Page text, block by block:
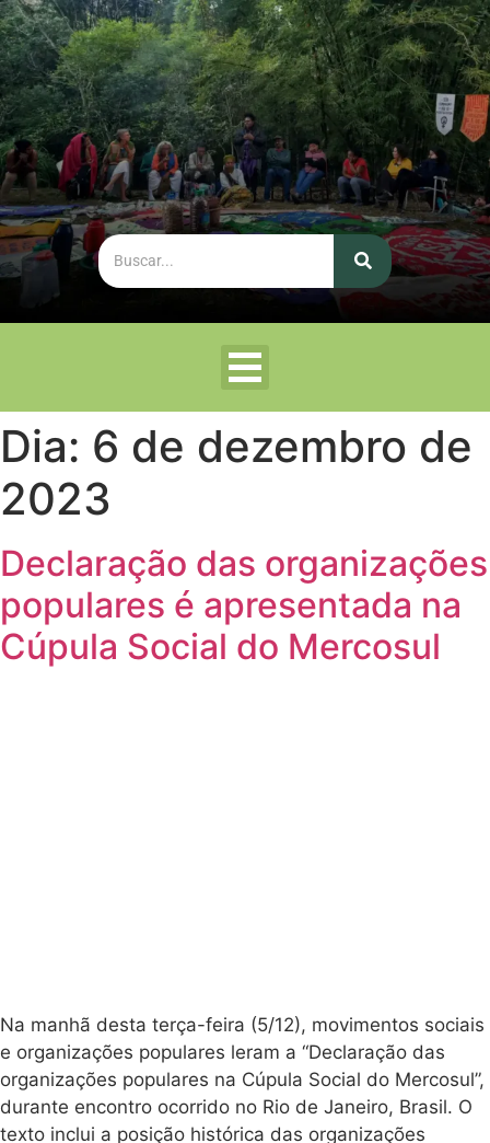
Dia: 6 de dezembro de
2023
Declaração das organizações
populares é apresentada na
Cúpula Social do Mercosul
Na manhã desta terça-feira (5/12), movimentos sociais
e organizações populares leram a “Declaração das
organizações populares na Cúpula Social do Mercosul”,
durante encontro ocorrido no Rio de Janeiro, Brasil. O
texto inclui a posição histórica das organizações